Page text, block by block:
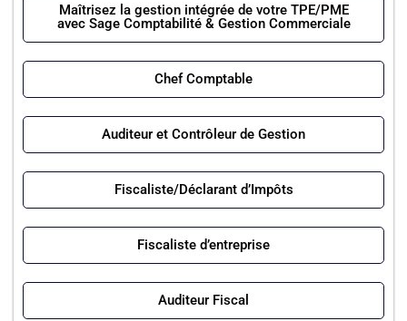
Maîtrisez la gestion intégrée de votre TPE/PME
avec Sage Comptabilité & Gestion Commerciale
Chef Comptable
Auditeur et Contrôleur de Gestion
Fiscaliste/Déclarant d’Impôts
Fiscaliste d’entreprise
Auditeur Fiscal